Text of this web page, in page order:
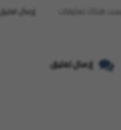
ليست هناك تعليقات
إرسال تعليق
إرسال تعليق